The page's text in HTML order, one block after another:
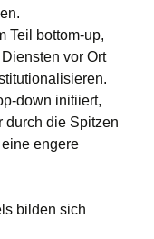
Teil bottom-up,
vor Ort
down initiiert,
durch die Spitzen
engere
bilden sich